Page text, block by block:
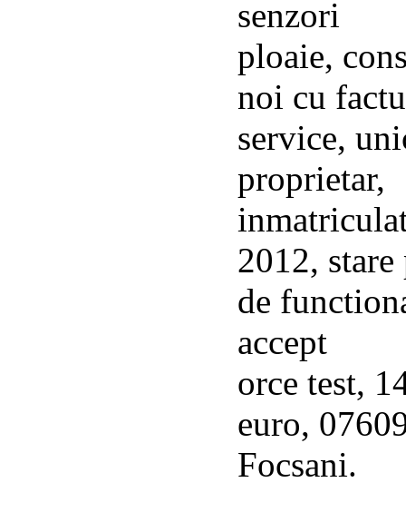
senzori
ploaie,
noi cu
service,
proprietar,
2012, stare
de
accept
orce test,
euro,
Focsani.